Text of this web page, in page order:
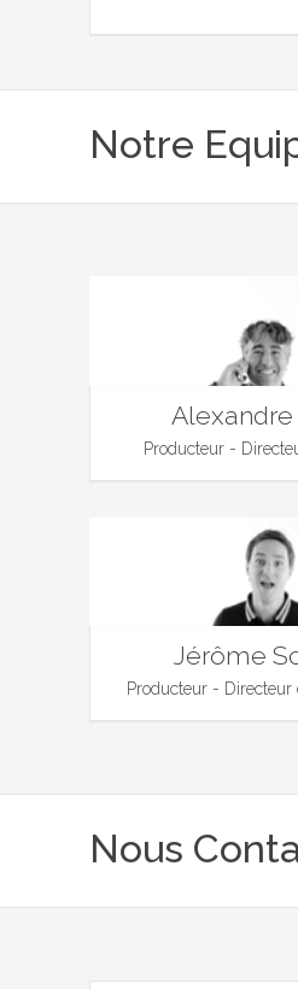
Notre
Producteur -
Jérôme
Producteur - Directeur
Nous